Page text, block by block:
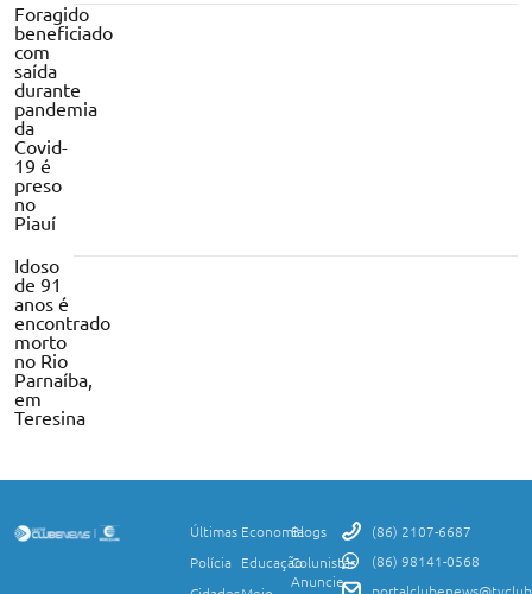
Foragido
beneficiado
com
saída
durante
pandemia
da
Covid-
19 é
preso
no
Piauí
Idoso
de 91
anos é
encontrado
morto
no Rio
Parnaíba,
em
Teresina
Últimas
Polícia
Economia
Educação
Blogs
Colunistas
Anuncie
(86) 2107-6687
(86) 98141-0568